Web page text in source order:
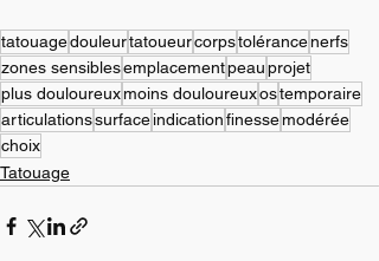
tatouagedouleurtatoueurcorpstolérancenerfs
zones sensiblesemplacementpeauprojet
plus douloureuxmoins douloureuxostemporaire
articulationssurfaceindicationfinessemodérée
choix
Tatouage